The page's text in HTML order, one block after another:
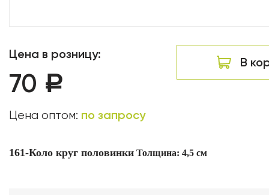
Цена в розницу:
70 Р
Цена оптом: по запросу
В
161-Коло круг половинки Толщина: 4,5 см